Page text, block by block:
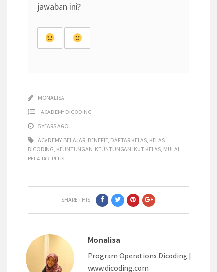
jawaban ini?
MONALISA
ACADEMY DICODING
5 YEARS AGO
ACADEMY, BELAJAR, BENEFIT, DAFTAR KELAS, KELAS
DICODING, KEUNTUNGAN, KEUNTUNGAN IKUT KELAS, MULAI
BELAJAR, PLUS
SHARE THIS:
Monalisa
Program Operations Dicoding |
www.dicoding.com